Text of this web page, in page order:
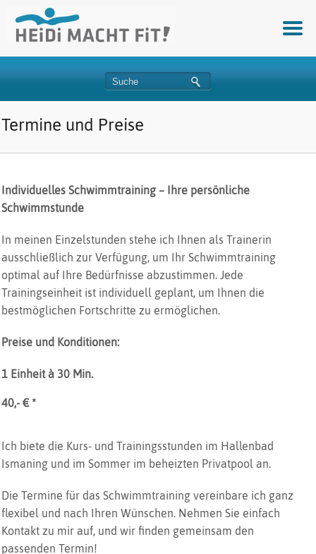
Termine und Preise
Individuelles Schwimmtraining – Ihre persönliche
Schwimmstunde
In meinen Einzelstunden stehe ich Ihnen als Trainerin
ausschließlich zur Verfügung, um Ihr Schwimmtraining
optimal auf Ihre Bedürfnisse abzustimmen. Jede
Trainingseinheit ist individuell geplant, um Ihnen die
bestmöglichen Fortschritte zu ermöglichen.
Preise und Konditionen:
1 Einheit à 30 Min.
40,- € *
Ich biete die Kurs- und Trainingsstunden im Hallenbad
Ismaning und im Sommer im beheizten Privatpool an.
Die Termine für das Schwimmtraining vereinbare ich ganz
flexibel und nach Ihren Wünschen. Nehmen Sie einfach
Kontakt zu mir auf, und wir finden gemeinsam den
passenden Termin!